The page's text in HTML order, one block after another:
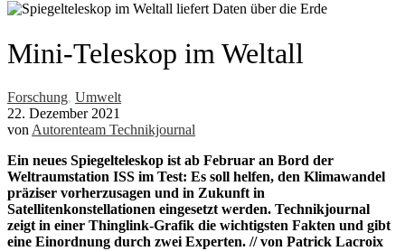
Mini-Teleskop im Weltall
Forschung, Umwelt
22. Dezember 2021
von Autorenteam Technikjournal
Ein neues Spiegelteleskop ist ab Februar an Bord der
Weltraumstation ISS im Test: Es soll helfen, den Klimawandel
präziser vorherzusagen und in Zukunft in
Satellitenkonstellationen eingesetzt werden. Technikjournal
zeigt in einer Thinglink-Grafik die wichtigsten Fakten und gibt
eine Einordnung durch zwei Experten. // von Patrick Lacroix